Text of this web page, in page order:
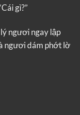
gì?”
ngươi ngay lập
ngươi dám phớt lờ